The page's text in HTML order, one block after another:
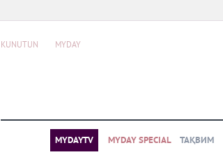
KUNUTUN MYDAY
MYDAYTV MYDAY SPECIAL ТАҚВИМ